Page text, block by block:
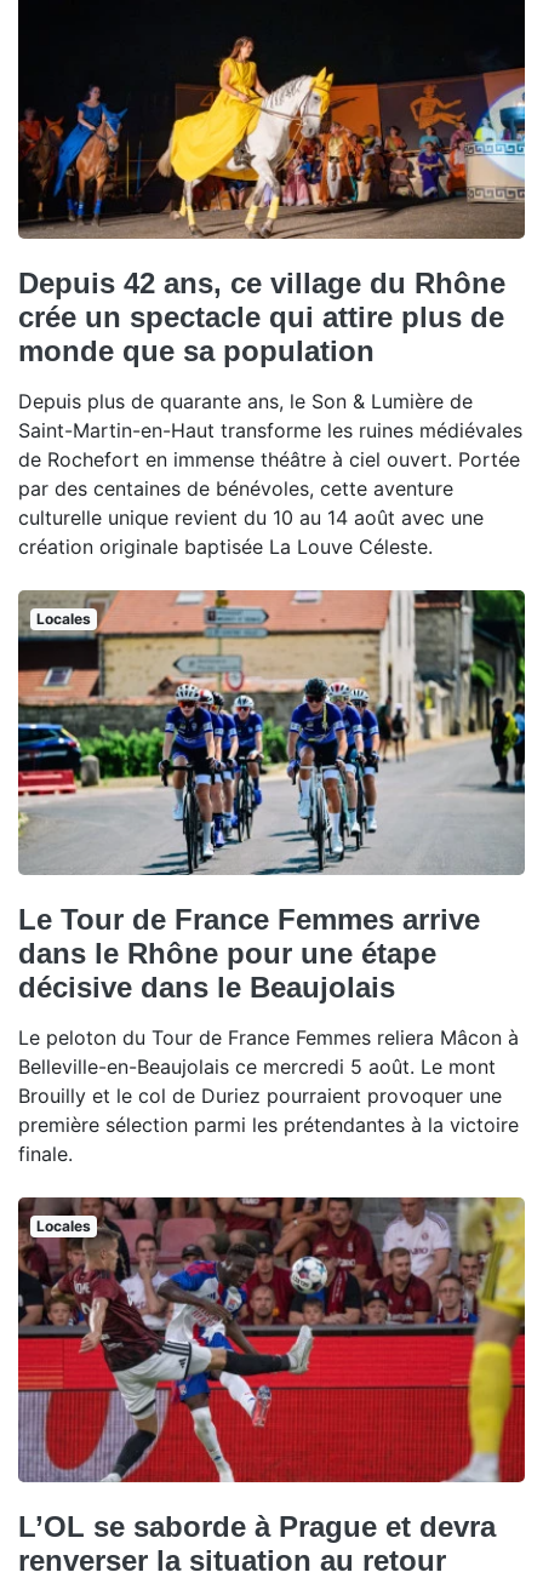
Depuis 42 ans, ce village du Rhône
crée un spectacle qui attire plus de
monde que sa population
Depuis plus de quarante ans, le Son & Lumière de
Saint-Martin-en-Haut transforme les ruines médiévales
de Rochefort en immense théâtre à ciel ouvert. Portée
par des centaines de bénévoles, cette aventure
culturelle unique revient du 10 au 14 août avec une
création originale baptisée La Louve Céleste.
Locales
Le Tour de France Femmes arrive
dans le Rhône pour une étape
décisive dans le Beaujolais
Le peloton du Tour de France Femmes reliera Mâcon à
Belleville-en-Beaujolais ce mercredi 5 août. Le mont
Brouilly et le col de Duriez pourraient provoquer une
première sélection parmi les prétendantes à la victoire
finale.
Locales
L’OL se saborde à Prague et devra
renverser la situation au retour